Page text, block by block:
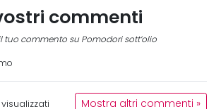
commenti
tuo commento su Pomodori sott’olio
Mostra altri commenti »